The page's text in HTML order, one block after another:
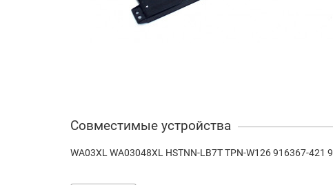
Совместимые устройства
WA03XL WA03048XL HSTNN-LB7T TPN-W126 916367-421